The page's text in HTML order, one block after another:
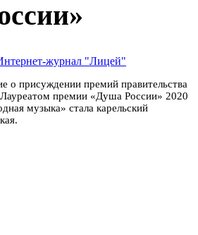
журнал "Лицей"
о присуждении премий правительства
премии «Душа России» 2020
музыка» стала карельский